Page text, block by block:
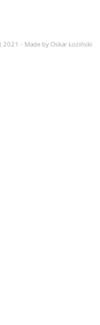
2021 - Made by Oskar Łoziński